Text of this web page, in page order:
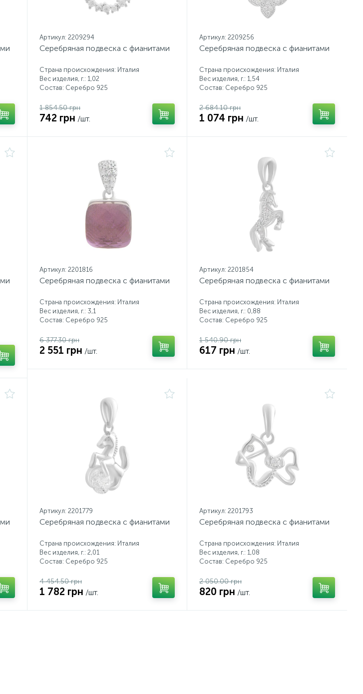
Артикул: 2209294
Серебряная подвеска с фианитами
Страна происхождения: Италия
Вес изделия, г.: 1,02
Состав: Серебро 925
1 854.50 грн
742 грн /шт.
Артикул: 2209256
Серебряная подвеска с фианитами
Страна происхождения: Италия
Вес изделия, г.: 1,54
Состав: Серебро 925
2 684.10 грн
1 074 грн /шт.
Артикул: 2201816
Серебряная подвеска с фианитами
Страна происхождения: Италия
Вес изделия, г.: 3,1
Состав: Серебро 925
6 377.30 грн
2 551 грн /шт.
Артикул: 2201854
Серебряная подвеска с фианитами
Страна происхождения: Италия
Вес изделия, г.: 0,88
Состав: Серебро 925
1 540.90 грн
617 грн /шт.
Артикул: 2201779
Серебряная подвеска с фианитами
Страна происхождения: Италия
Вес изделия, г.: 2,01
Состав: Серебро 925
4 454.50 грн
1 782 грн /шт.
Артикул: 2201793
Серебряная подвеска с фианитами
Страна происхождения: Италия
Вес изделия, г.: 1,08
Состав: Серебро 925
2 050.00 грн
820 грн /шт.